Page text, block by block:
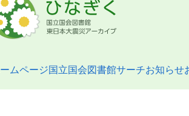
ムページ国立国会図書館サーチお知らせ